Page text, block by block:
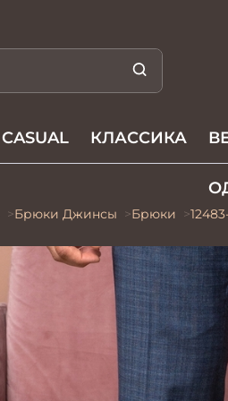
CASUAL КЛАССИКА
Брюки Джинсы Брюки